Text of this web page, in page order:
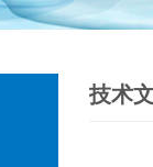
技术